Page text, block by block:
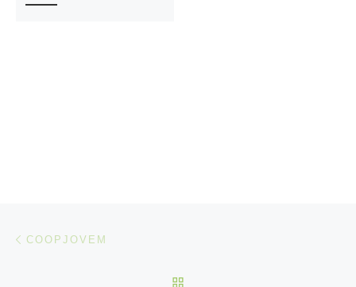
Post navigation
COOPJOVEM